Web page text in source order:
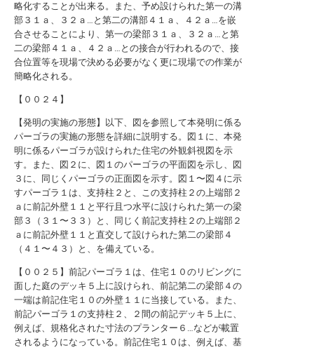
略化することが出来る。また、予め設けられた第一の溝
部３１ａ、３２ａ…と第二の溝部４１ａ、４２ａ…を嵌
合させることにより、第一の梁部３１ａ、３２ａ…と第
二の梁部４１ａ、４２ａ…との接合が行われるので、接
合位置等を現場で決める必要がなく更に現場での作業が
簡略化される。
【００２４】
【発明の実施の形態】以下、図を参照して本発明に係る
パーゴラの実施の形態を詳細に説明する。図１に、本発
明に係るパーゴラが設けられた住宅の外観斜視図を示
す。また、図２に、図１のパーゴラの平面図を示し、図
３に、同じくパーゴラの正面図を示す。図１〜図４に示
すパーゴラ１は、支持柱２と、この支持柱２の上端部２
ａに前記外壁１１と平行且つ水平に設けられた第一の梁
部３（３１〜３３）と、同じく前記支持柱２の上端部２
ａに前記外壁１１と直交して設けられた第二の梁部４
（４１〜４３）と、を備えている。
【００２５】前記パーゴラ１は、住宅１０のリビングに
面した庭のデッキ５上に設けられ、前記第二の梁部４の
一端は前記住宅１０の外壁１１に当接している。また、
前記パーゴラ１の支持柱２、２間の前記デッキ５上に、
例えば、規格化された寸法のプランター６…などが載置
されるようになっている。前記住宅１０は、例えば、基